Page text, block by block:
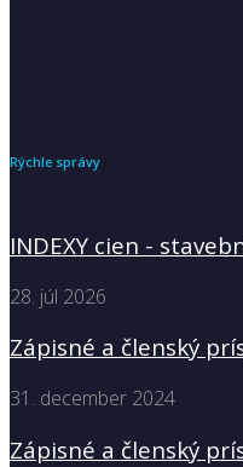
Rýchle správy
INDEXY cien -
28. júl 2026
Zápisné a členský
31. december 2024
Zápisné a členský